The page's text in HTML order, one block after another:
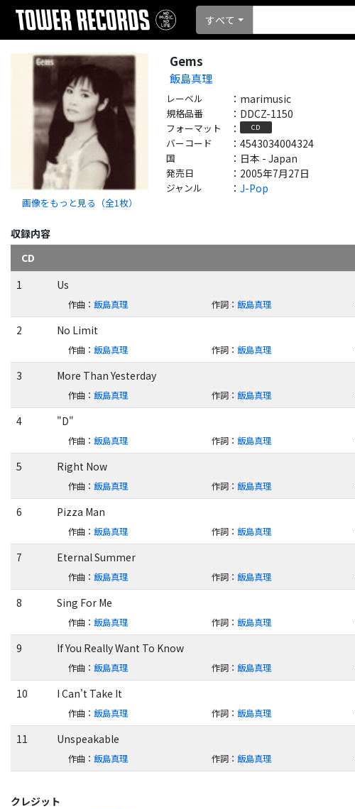
すべて
画像をもっと見る（全1 枚）
Gems
飯島真理
レーベル ： marimusic
規格品番 ： DDCZ-1150
フォーマット ： CD
バーコード ： 4543034004324
国 ： 日本 - Japan
発売日 ： 2005年7月27日
ジャンル ： J-Pop
収録内容
CD
1
Us
作曲 ：飯島真理 作詞 ：飯島真理
2 No Limit
作曲 ：飯島真理 作詞 ：飯島真理
3 More Than Yesterday
作曲 ：飯島真理 作詞 ：飯島真理
4 "D"
作曲 ：飯島真理 作詞 ：飯島真理
5 Right Now
作曲 ：飯島真理 作詞 ：飯島真理
6 Pizza Man
作曲 ：飯島真理 作詞 ：飯島真理
7 Eternal Summer
作曲 ：飯島真理 作詞 ：飯島真理
8 Sing For Me
作曲 ：飯島真理 作詞 ：飯島真理
9 If You Really Want To Know
作曲 ：飯島真理 作詞 ：飯島真理
10 I Can't Take It
作曲 ：飯島真理 作詞 ：飯島真理
11 Unspeakable
作曲 ：飯島真理 作詞 ：飯島真理
クレジット